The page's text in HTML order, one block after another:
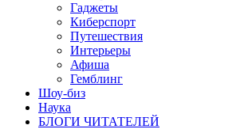
Гаджеты
Киберспорт
Путешествия
Интерьеры
Афиша
Гемблинг
Шоу-биз
Наука
БЛОГИ ЧИТАТЕЛЕЙ